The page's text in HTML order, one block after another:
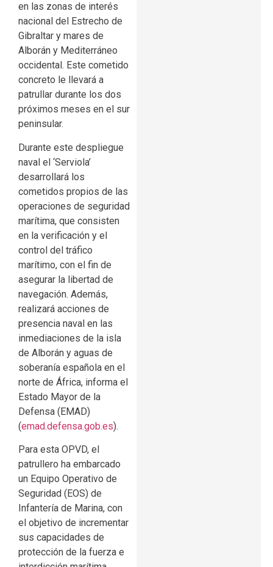
en las zonas de interés
nacional del Estrecho de
Gibraltar y mares de
Alborán y Mediterráneo
occidental. Este cometido
concreto le llevará a
patrullar durante los dos
próximos meses en el sur
peninsular.
Durante este despliegue
naval el ‘Serviola’
desarrollará los
cometidos propios de las
operaciones de seguridad
marítima, que consisten
en la verificación y el
control del tráfico
marítimo, con el fin de
asegurar la libertad de
navegación. Además,
realizará acciones de
presencia naval en las
inmediaciones de la isla
de Alborán y aguas de
soberanía española en el
norte de África, informa el
Estado Mayor de la
Defensa (EMAD)
(emad.defensa.gob.es).
Para esta OPVD, el
patrullero ha embarcado
un Equipo Operativo de
Seguridad (EOS) de
Infantería de Marina, con
el objetivo de incrementar
sus capacidades de
protección de la fuerza e